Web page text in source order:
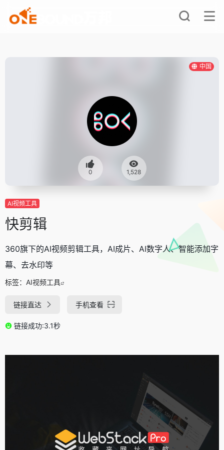
中国
0 1,528
AI视频工具
快剪辑
360旗下的AI视频剪辑工具，AI成片、AI数字人、智能添加字
幕、去水印等
标签： AI视频工具
链接直达 手机查看
链接成功:3.1秒